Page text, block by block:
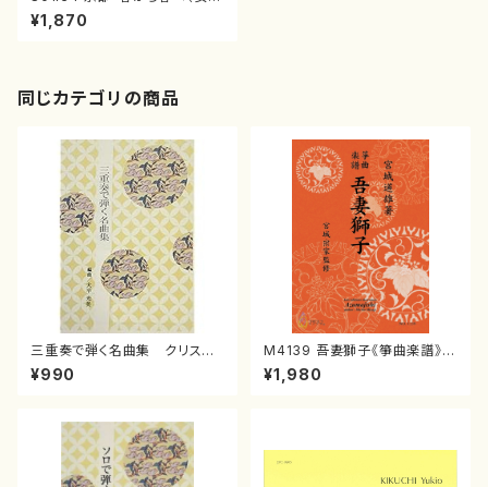
合唱/千秋次郎/楽譜）
¥1,870
同じカテゴリの商品
三重奏で弾く名曲集 クリスマ
スメドレー( 箏2/大平光美 編
曲/楽譜）
¥990
M4139 吾妻獅子《箏曲楽譜》
（箏/宮城道雄著・宮城宗家監修/
箏曲古典楽譜）
¥1,980